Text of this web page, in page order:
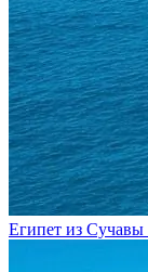
Египет из Сучавы